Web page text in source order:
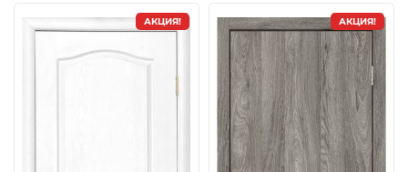
АКЦИЯ! АКЦИЯ!